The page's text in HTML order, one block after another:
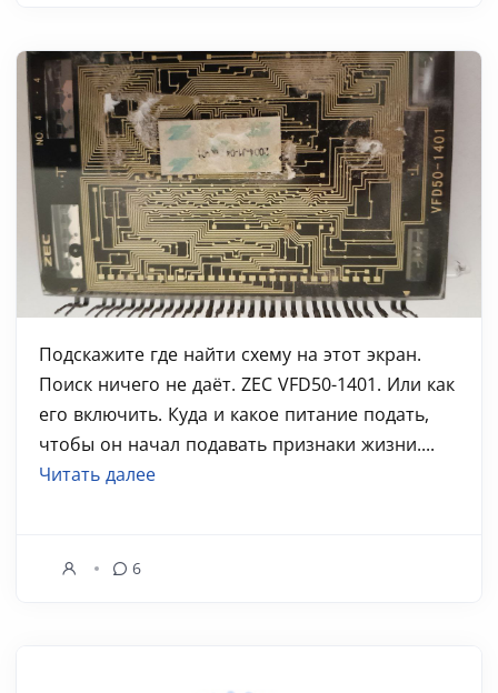
Подскажите где найти схему на этот экран.
Поиск ничего не даёт. ZEC VFD50-1401. Или как
его включить. Куда и какое питание подать,
чтобы он начал подавать признаки жизни....
Читать далее
6